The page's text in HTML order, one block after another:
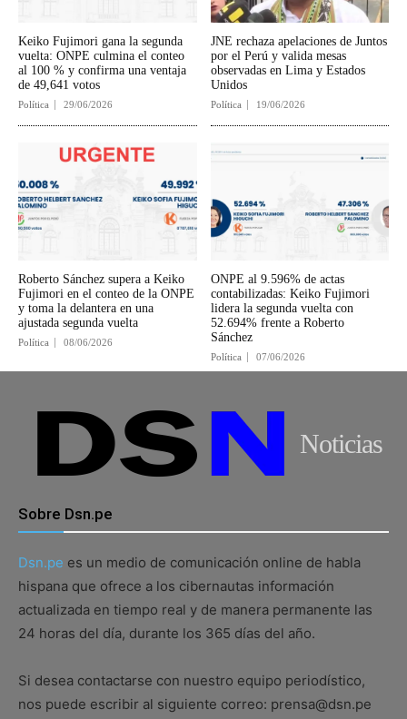
Keiko Fujimori gana la segunda
vuelta: ONPE culmina el conteo
al 100 % y confirma una ventaja
de 49,641 votos
Política 29/06/2026
JNE rechaza apelaciones de Juntos
por el Perú y valida mesas
observadas en Lima y Estados
Unidos
Política 19/06/2026
Roberto Sánchez supera a Keiko
Fujimori en el conteo de la ONPE
y toma la delantera en una
ajustada segunda vuelta
Política 08/06/2026
ONPE al 9.596% de actas
contabilizadas: Keiko Fujimori
lidera la segunda vuelta con
52.694% frente a Roberto
Sánchez
Política 07/06/2026
Noticias
Sobre Dsn.pe
Dsn.pe es un medio de comunicación online de habla
hispana que ofrece a los cibernautas información
actualizada en tiempo real y de manera permanente las
24 horas del día, durante los 365 días del año.
Si desea contactarse con nuestro equipo periodístico,
nos puede escribir al siguiente correo: prensa@dsn.pe